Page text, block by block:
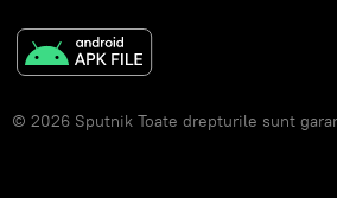
© 2026 Sputnik Toate drepturile sunt